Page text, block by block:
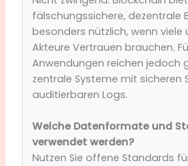
fälschungssichere, dezentrale
besonders nützlich, wenn
Akteure Vertrauen brauchen.
Anwendungen reichen jedoch
zentrale Systeme mit sicheren
auditierbaren Logs.
Welche Datenformate und
verwendet werden?
Nutzen Sie offene Standards